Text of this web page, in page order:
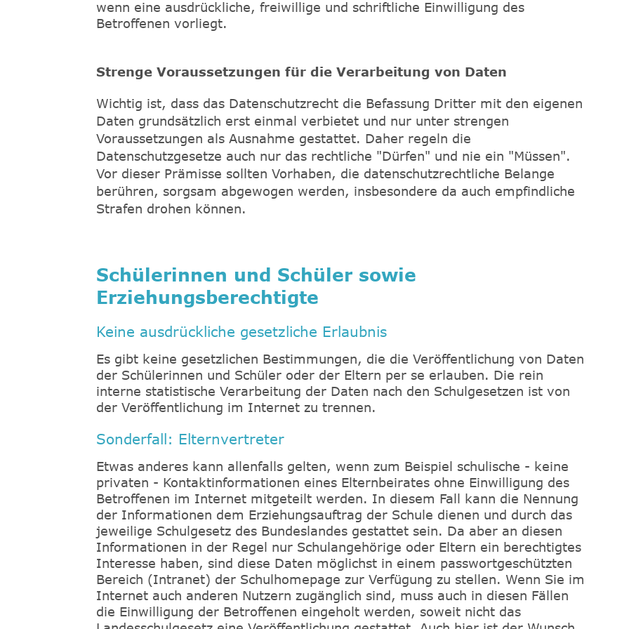
wenn eine ausdrückliche, freiwillige und schriftliche Einwilligung des
Betroffenen vorliegt.
Strenge Voraussetzungen für die Verarbeitung von Daten
Wichtig ist, dass das Datenschutzrecht die Befassung Dritter mit den eigenen
Daten grundsätzlich erst einmal verbietet und nur unter strengen
Voraussetzungen als Ausnahme gestattet. Daher regeln die
Datenschutzgesetze auch nur das rechtliche "Dürfen" und nie ein "Müssen".
Vor dieser Prämisse sollten Vorhaben, die datenschutzrechtliche Belange
berühren, sorgsam abgewogen werden, insbesondere da auch empfindliche
Strafen drohen können.
Schülerinnen und Schüler sowie
Erziehungsberechtigte
Keine ausdrückliche gesetzliche Erlaubnis
Es gibt keine gesetzlichen Bestimmungen, die die Veröffentlichung von Daten
der Schülerinnen und Schüler oder der Eltern per se erlauben. Die rein
interne statistische Verarbeitung der Daten nach den Schulgesetzen ist von
der Veröffentlichung im Internet zu trennen.
Sonderfall: Elternvertreter
Etwas anderes kann allenfalls gelten, wenn zum Beispiel schulische - keine
privaten - Kontaktinformationen eines Elternbeirates ohne Einwilligung des
Betroffenen im Internet mitgeteilt werden. In diesem Fall kann die Nennung
der Informationen dem Erziehungsauftrag der Schule dienen und durch das
jeweilige Schulgesetz des Bundeslandes gestattet sein. Da aber an diesen
Informationen in der Regel nur Schulangehörige oder Eltern ein berechtigtes
Interesse haben, sind diese Daten möglichst in einem passwortgeschützten
Bereich (Intranet) der Schulhomepage zur Verfügung zu stellen. Wenn Sie im
Internet auch anderen Nutzern zugänglich sind, muss auch in diesen Fällen
die Einwilligung der Betroffenen eingeholt werden, soweit nicht das